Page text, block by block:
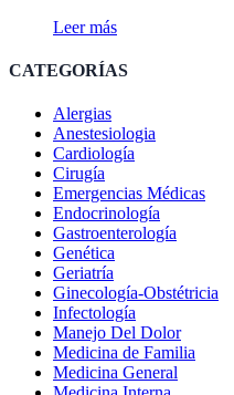
Leer más
CATEGORÍAS
Alergias
Anestesiologia
Cardiología
Cirugía
Emergencias Médicas
Endocrinología
Gastroenterología
Genética
Geriatría
Ginecología-Obstétricia
Infectología
Manejo Del Dolor
Medicina de Familia
Medicina General